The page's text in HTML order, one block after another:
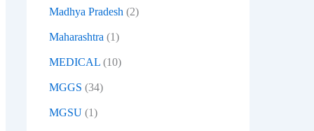
Madhya Pradesh (2)
Maharashtra (1)
MEDICAL (10)
MGGS (34)
MGSU (1)